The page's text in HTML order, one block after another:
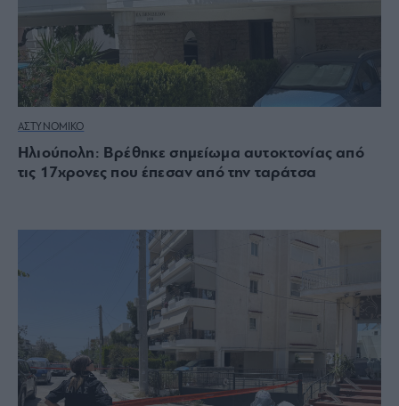
ΑΣΤΥΝΟΜΙΚΟ
Ηλιούπολη: Βρέθηκε σημείωμα αυτοκτονίας από
τις 17χρονες που έπεσαν από την ταράτσα